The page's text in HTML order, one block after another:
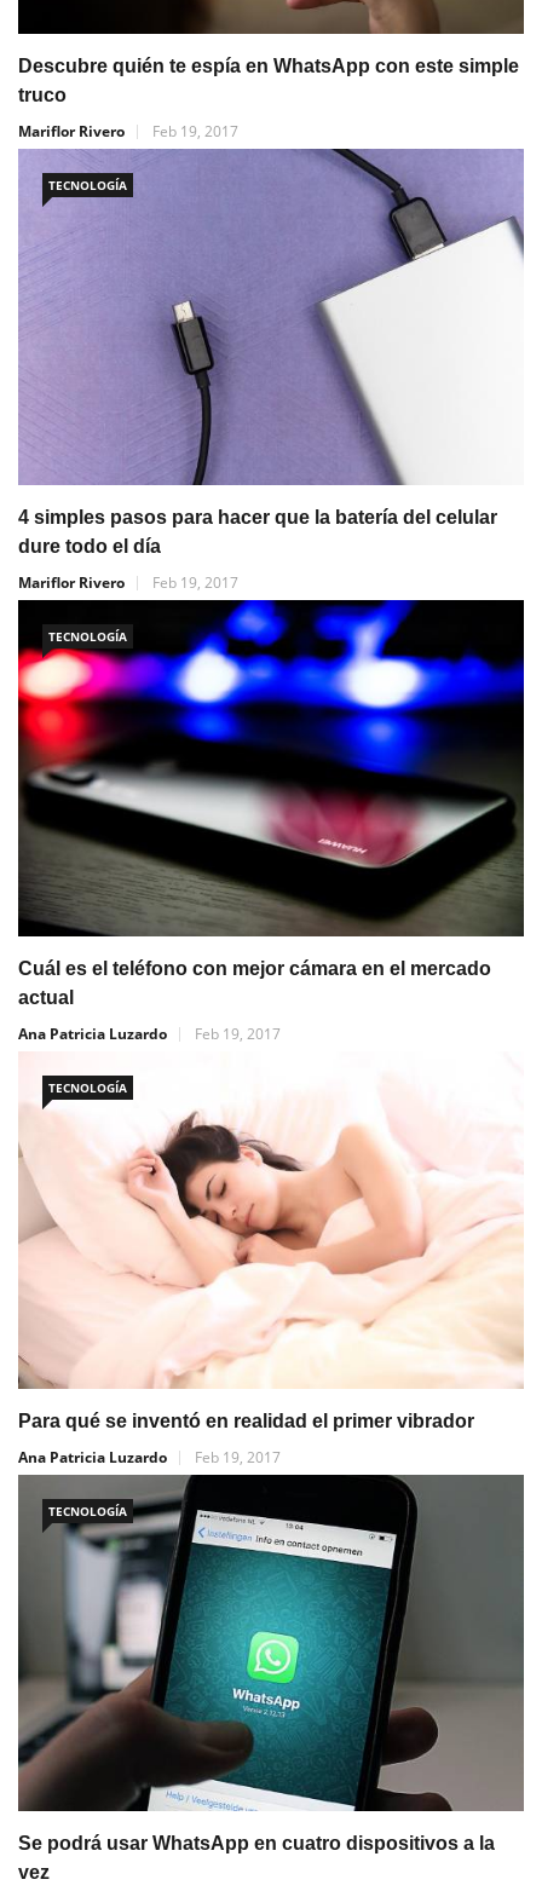
Descubre quién te espía en WhatsApp con este simple
truco
Mariflor Rivero
Feb 19, 2017
TECNOLOGÍA
4 simples pasos para hacer que la batería del celular
dure todo el día
Mariflor Rivero
Feb 19, 2017
TECNOLOGÍA
Cuál es el teléfono con mejor cámara en el mercado
actual
Ana Patricia Luzardo
Feb 19, 2017
TECNOLOGÍA
Para qué se inventó en realidad el primer vibrador
Ana Patricia Luzardo
Feb 19, 2017
TECNOLOGÍA
Se podrá usar WhatsApp en cuatro dispositivos a la
vez